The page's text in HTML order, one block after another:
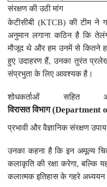
संरक्षण की उठी मांग
केटीसीबी (KTCB) की टीम ने
अनुमान लगाना कठिन है कि
मौजूद थे और हम उनमें से कितने
हुए उदाहरण हैं, उनका तुरंत
संप्रभुता के लिए आवश्यक है।
शोधकर्ताओं
विरासत विभाग
प्रभावी और वैज्ञानिक संरक्षण
उनका कहना है कि इन अमूल्य
कलाकृति की रक्षा करेगा, बल्कि
कलात्मक इतिहास के गहरे अध्ययन